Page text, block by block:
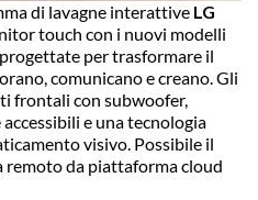
di lavagne interattive LG
touch con i nuovi modelli
per trasformare il
comunicano e creano. Gli
frontali con subwoofer,
e una tecnologia
visivo. Possibile il
remoto da piattaforma cloud